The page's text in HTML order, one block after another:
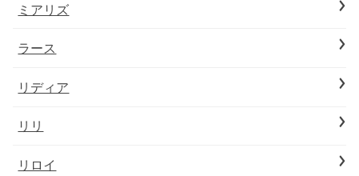
ミアリズ
ラース
リディア
リリ
リロイ